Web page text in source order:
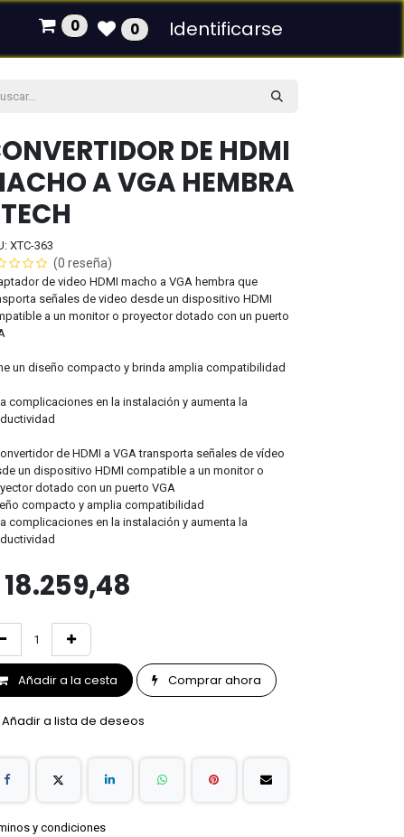
0 0 Identificarse
DE HDMI
A VGA HEMBRA
XTC-363
(0 reseña)
de video HDMI macho a VGA hembra que
señales de video desde un dispositivo HDMI
a un monitor o proyector dotado con un puerto
un diseño compacto y brinda amplia compatibilidad
complicaciones en la instalación y aumenta la
de HDMI a VGA transporta señales de vídeo
un dispositivo HDMI compatible a un monitor o
dotado con un puerto VGA
compacto y amplia compatibilidad
complicaciones en la instalación y aumenta la
18.259,48
Añadir a la cesta Comprar ahora
Añadir a lista de deseos
y condiciones